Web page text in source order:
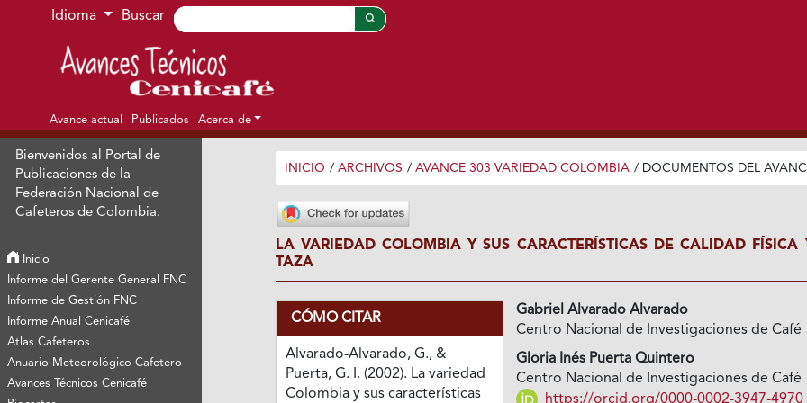
Ir al menú de navegación principal
Ir al contenido principal
Ir al pie de página del sitio
Idioma Buscar
Avance actual Publicados Acerca de
Bienvenidos al Portal de
Publicaciones de la
Federación Nacional de
Cafeteros de Colombia.
Inicio
Informe del Gerente General FNC
Informe de Gestión FNC
Informe Anual Cenicafé
Atlas Cafeteros
Anuario Meteorológico Cafetero
Avances Técnicos Cenicafé
INICIO / ARCHIVOS / AVANCE 303 VARIEDAD COLOMBIA / DOCUMENTOS DEL
LA VARIEDAD COLOMBIA Y SUS CARACTERÍSTICAS DE CALIDAD FÍSICA
TAZA
CÓMO CITAR
Alvarado-Alvarado, G., &
Puerta, G. I. (2002). La variedad
Colombia y sus características
Gabriel Alvarado Alvarado
Centro Nacional de Investigaciones de Café
Gloria Inés Puerta Quintero
Centro Nacional de Investigaciones de Café
https://orcid.org/0000-0002-3947-4970